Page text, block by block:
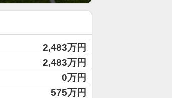
2,483万円
2,483万円
0万円
575万円